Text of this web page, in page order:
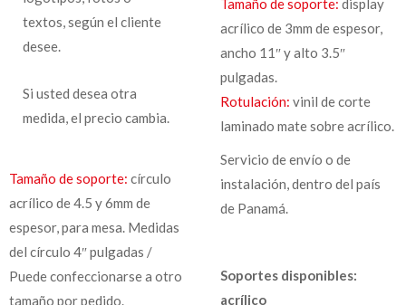
textos, según el cliente
desee.
Si usted desea otra
medida, el precio cambia.
Tamaño de soporte: círculo
acrílico de 4.5 y 6mm de
espesor, para mesa. Medidas
del círculo 4″ pulgadas /
Puede confeccionarse a otro
tamaño por pedido.
Tamaño de soporte: display
acrílico de 3mm de espesor,
ancho 11″ y alto 3.5″
pulgadas.
Rotulación: vinil de corte
laminado mate sobre acrílico.
Servicio de envío o de
instalación, dentro del país
de Panamá.
Soportes disponibles:
acrílico